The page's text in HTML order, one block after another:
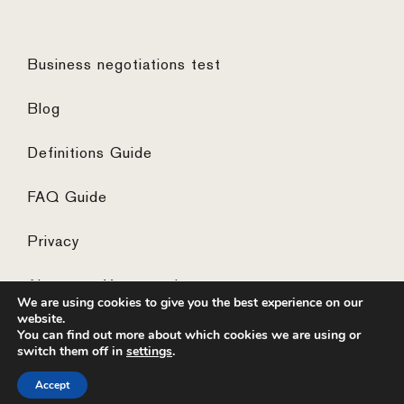
Business negotiations test
Blog
Definitions Guide
FAQ Guide
Privacy
© 2026 ·
We are using cookies to give you the best experience on our
website.
You can find out more about which cookies we are using or
switch them off in settings.
Accept